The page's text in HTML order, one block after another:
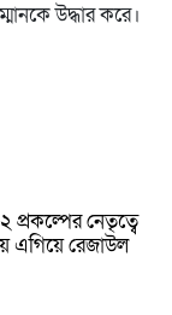
উদ্ধার করে।
প্রকল্পের নেতৃত্বে
এগিয়ে রেজাউল